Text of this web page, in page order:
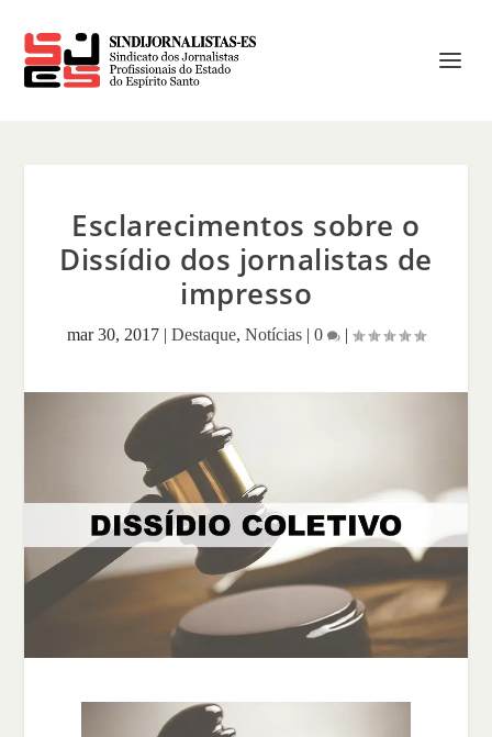
Esclarecimentos sobre o
Dissídio dos jornalistas de
impresso
mar 30, 2017 | Destaque, Notícias | 0 |